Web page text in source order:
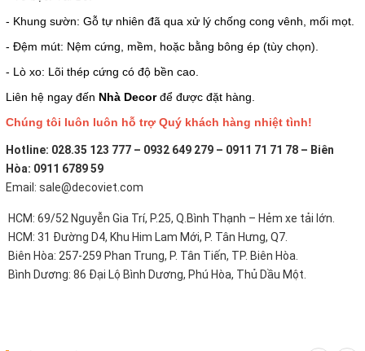
- Khung sườn: Gỗ tự nhiên đã qua xử lý chống cong vênh, mối mọt.
- Đệm mút: Nệm cứng, mềm, hoặc bằng bông ép (tùy chọn).
- Lò xo: Lõi thép cứng có độ bền cao.
Liên hệ ngay đến Nhà Decorđể được đặt hàng.
Chúng tôi luôn luôn hỗ trợ Quý khách hàng nhiệt tình!
Hotline: 028.35 123 777 – 0932 649 279 – 0911 71 71 78 – Biên
Hòa: 0911 6789 59
Email: sale@decoviet.com
HCM: 69/52 Nguyễn Gia Trí, P.25, Q.Bình Thạnh – Hẻm xe tải lớn.
HCM: 31 Đường D4, Khu Him Lam Mới, P. Tân Hưng, Q7.
Biên Hòa: 257-259 Phan Trung, P. Tân Tiến, TP. Biên Hòa.
Bình Dương: 86 Đại Lộ Bình Dương, Phú Hòa, Thủ Dầu Một.